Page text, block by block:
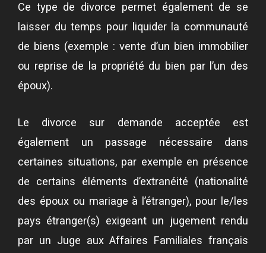
Ce type de divorce permet également de se
laisser du temps pour liquider la communauté
de biens (exemple : vente d’un bien immobilier
ou reprise de la propriété du bien par l’un des
époux).
Le divorce sur demande acceptée est
également un passage nécessaire dans
certaines situations, par exemple en présence
de certains éléments d’extranéité (nationalité
des époux ou mariage à l’étranger), pour le/les
pays étranger(s) exigeant un jugement rendu
par un Juge aux Affaires Familiales français